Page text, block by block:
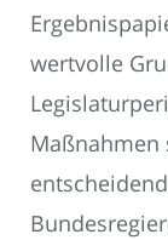
wertvolle
Maßnahmen